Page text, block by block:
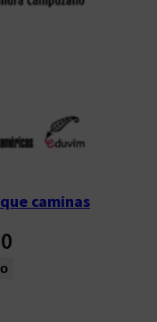
caminas